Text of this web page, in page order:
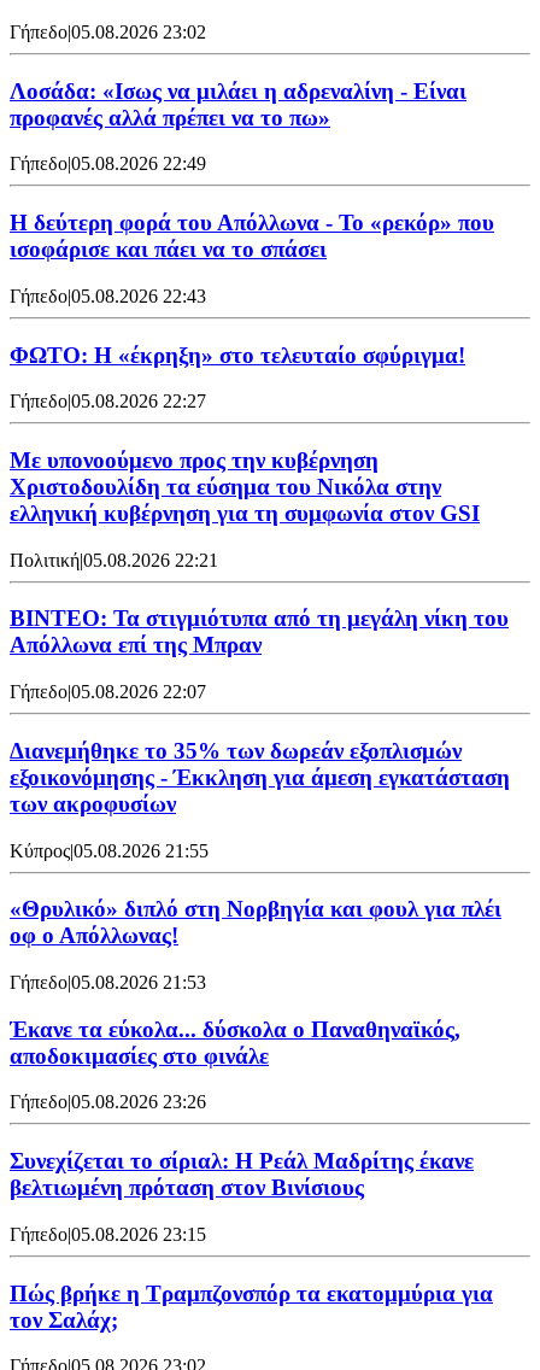
Γήπεδο|05.08.2026 23:02
Λοσάδα: «Ισως να μιλάει η αδρεναλίνη - Είναι
προφανές αλλά πρέπει να το πω»
Γήπεδο|05.08.2026 22:49
Η δεύτερη φορά του Απόλλωνα - Το «ρεκόρ» που
ισοφάρισε και πάει να το σπάσει
Γήπεδο|05.08.2026 22:43
ΦΩΤΟ: Η «έκρηξη» στο τελευταίο σφύριγμα!
Γήπεδο|05.08.2026 22:27
Με υπονοούμενο προς την κυβέρνηση
Χριστοδουλίδη τα εύσημα του Νικόλα στην
ελληνική κυβέρνηση για τη συμφωνία στον GSI
Πολιτική|05.08.2026 22:21
ΒΙΝΤΕΟ: Τα στιγμιότυπα από τη μεγάλη νίκη του
Απόλλωνα επί της Μπραν
Γήπεδο|05.08.2026 22:07
Διανεμήθηκε το 35% των δωρεάν εξοπλισμών
εξοικονόμησης - Έκκληση για άμεση εγκατάσταση
των ακροφυσίων
Κύπρος|05.08.2026 21:55
«Θρυλικό» διπλό στη Νορβηγία και φουλ για πλέι
οφ ο Απόλλωνας!
Γήπεδο|05.08.2026 21:53
Έκανε τα εύκολα... δύσκολα ο Παναθηναϊκός,
αποδοκιμασίες στο φινάλε
Γήπεδο|05.08.2026 23:26
Συνεχίζεται το σίριαλ: Η Ρεάλ Μαδρίτης έκανε
βελτιωμένη πρόταση στον Βινίσιους
Γήπεδο|05.08.2026 23:15
Πώς βρήκε η Τραμπζονσπόρ τα εκατομμύρια για
τον Σαλάχ;